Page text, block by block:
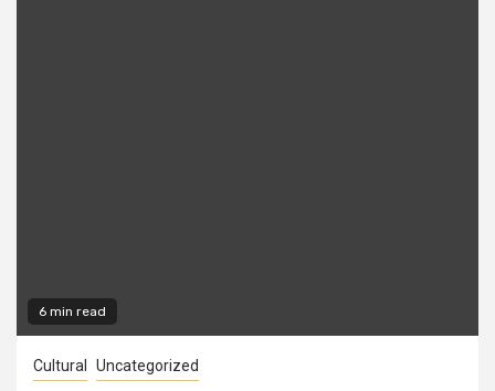
6 min read
Cultural Uncategorized